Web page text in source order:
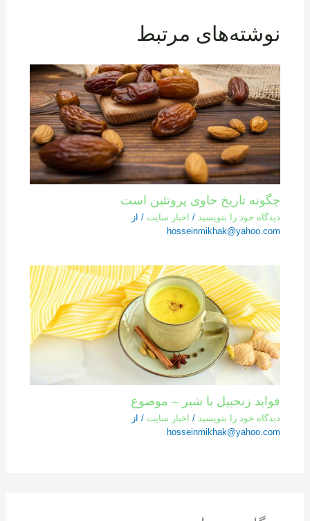
نوشته‌های مرتبط
چگونه تاریخ حاوی پروتئین است
دیدگاه‌ خود را بنویسید / اخبار سایت / از
hosseinmikhak@yahoo.com
فواید زنجبیل با شیر – موضوع
دیدگاه‌ خود را بنویسید / اخبار سایت / از
hosseinmikhak@yahoo.com